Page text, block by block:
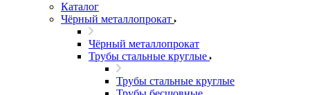
Каталог
Чёрный металлопрокат
Чёрный металлопрокат
Трубы стальные круглые
Трубы стальные круглые